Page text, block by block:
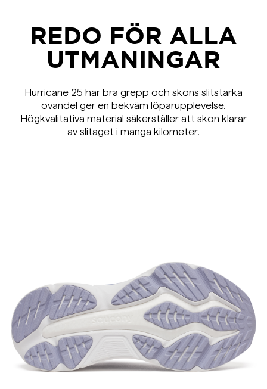
REDO FÖR ALLA
UTMANINGAR
Hurricane 25 har bra grepp och skons slitstarka
ovandel ger en bekväm löparupplevelse.
Högkvalitativa material säkerställer att skon klarar
av slitaget i manga kilometer.